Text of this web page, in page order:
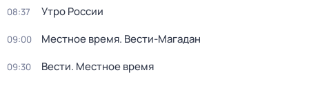
08:37 Утро России
09:00 Местное время. Вести-Магадан
09:30 Вести. Местное время